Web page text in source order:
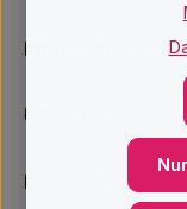
Informationen
Unsere Services
Newsletter